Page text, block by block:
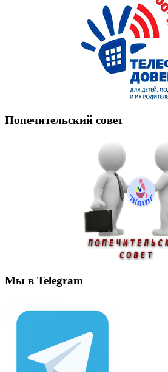
Попечительский совет
Мы в Telegram